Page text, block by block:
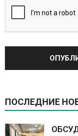
ПОСЛЕДНИЕ